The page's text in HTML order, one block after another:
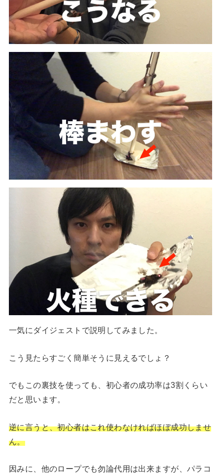
一気にダイジェストで説明してみました。
こう見たらすごく簡単そうに見えるでしょ？
でもこの裏技を使っても、初心者の成功率は3割くらい
だと思います。
逆に言うと、初心者はこれ使わなければほぼ成功しませ
ん。
因みに、他のロープでも勿論代用は出来ますが、パラコ